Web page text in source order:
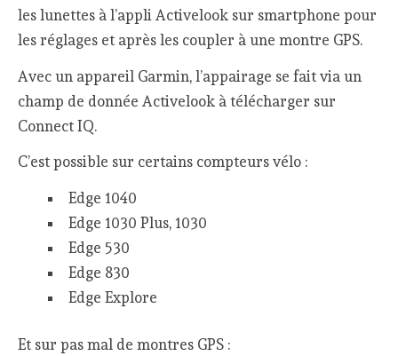
les lunettes à l’appli Activelook sur smartphone pour
les réglages et après les coupler à une montre GPS.
Avec un appareil Garmin, l’appairage se fait via un
champ de donnée Activelook à télécharger sur
Connect IQ.
C’est possible sur certains compteurs vélo :
Edge 1040
Edge 1030 Plus, 1030
Edge 530
Edge 830
Edge Explore
Et sur pas mal de montres GPS :